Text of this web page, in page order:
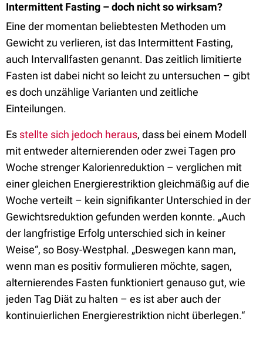
Intermittent Fasting – doch nicht so wirksam?
Eine der momentan beliebtesten Methoden um
Gewicht zu verlieren, ist das Intermittent Fasting,
auch Intervallfasten genannt. Das zeitlich limitierte
Fasten ist dabei nicht so leicht zu untersuchen – gibt
es doch unzählige Varianten und zeitliche
Einteilungen.
Es stellte sich jedoch heraus, dass bei einem Modell
mit entweder alternierenden oder zwei Tagen pro
Woche strenger Kalorienreduktion – verglichen mit
einer gleichen Energierestriktion gleichmäßig auf die
Woche verteilt – kein signifikanter Unterschied in der
Gewichtsreduktion gefunden werden konnte. „Auch
der langfristige Erfolg unterschied sich in keiner
Weise“, so Bosy-Westphal. „Deswegen kann man,
wenn man es positiv formulieren möchte, sagen,
alternierendes Fasten funktioniert genauso gut, wie
jeden Tag Diät zu halten – es ist aber auch der
kontinuierlichen Energierestriktion nicht überlegen.“